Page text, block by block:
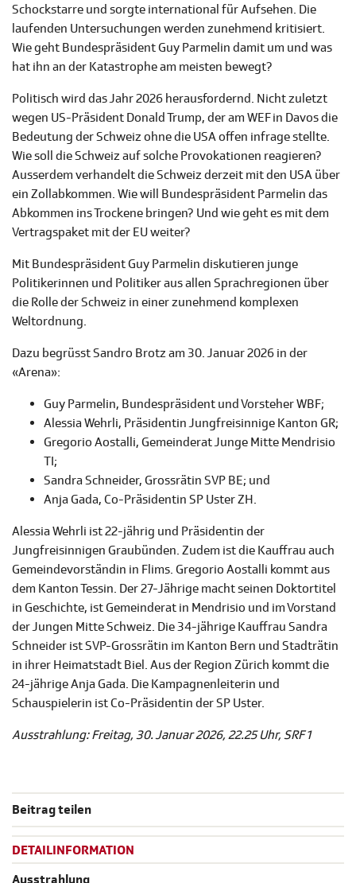
Schockstarre und sorgte international für Aufsehen. Die
laufenden Untersuchungen werden zunehmend kritisiert.
Wie geht Bundespräsident Guy Parmelin damit um und was
hat ihn an der Katastrophe am meisten bewegt?
Politisch wird das Jahr 2026 herausfordernd. Nicht zuletzt
wegen US-Präsident Donald Trump, der am WEF in Davos die
Bedeutung der Schweiz ohne die USA offen infrage stellte.
Wie soll die Schweiz auf solche Provokationen reagieren?
Ausserdem verhandelt die Schweiz derzeit mit den USA über
ein Zollabkommen. Wie will Bundespräsident Parmelin das
Abkommen ins Trockene bringen? Und wie geht es mit dem
Vertragspaket mit der EU weiter?
Mit Bundespräsident Guy Parmelin diskutieren junge
Politikerinnen und Politiker aus allen Sprachregionen über
die Rolle der Schweiz in einer zunehmend komplexen
Weltordnung.
Dazu begrüsst Sandro Brotz am 30. Januar 2026 in der
«Arena»:
Guy Parmelin, Bundespräsident und Vorsteher WBF;
Alessia Wehrli, Präsidentin Jungfreisinnige Kanton GR;
Gregorio Aostalli, Gemeinderat Junge Mitte Mendrisio
TI;
Sandra Schneider, Grossrätin SVP BE; und
Anja Gada, Co-Präsidentin SP Uster ZH.
Alessia Wehrli ist 22-jährig und Präsidentin der
Jungfreisinnigen Graubünden. Zudem ist die Kauffrau auch
Gemeindevorständin in Flims. Gregorio Aostalli kommt aus
dem Kanton Tessin. Der 27-Jährige macht seinen Doktortitel
in Geschichte, ist Gemeinderat in Mendrisio und im Vorstand
der Jungen Mitte Schweiz. Die 34-jährige Kauffrau Sandra
Schneider ist SVP-Grossrätin im Kanton Bern und Stadträtin
in ihrer Heimatstadt Biel. Aus der Region Zürich kommt die
24-jährige Anja Gada. Die Kampagnenleiterin und
Schauspielerin ist Co-Präsidentin der SP Uster.
Ausstrahlung: Freitag, 30. Januar 2026, 22.25 Uhr, SRF 1
Beitrag teilen
DETAILINFORMATION
Ausstrahlung